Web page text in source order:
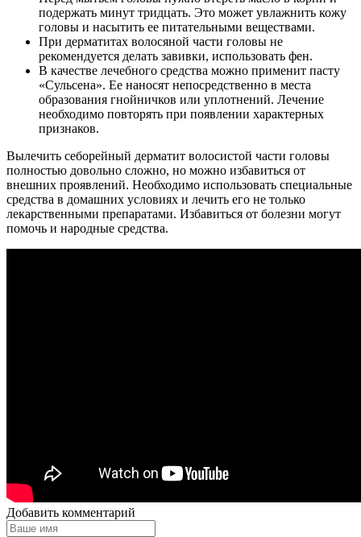
подержать минут тридцать. Это может увлажнить кожу
головы и насытить ее питательными веществами.
При дерматитах волосяной части головы не
рекомендуется делать завивки, использовать фен.
В качестве лечебного средства можно применит пасту
«Сульсена». Ее наносят непосредственно в места
образования гнойничков или уплотнений. Лечение
необходимо повторять при появлении характерных
признаков.
Вылечить себорейный дерматит волосистой части головы
полностью довольно сложно, но можно избавиться от
внешних проявлений. Необходимо использовать специальные
средства в домашних условиях и лечить его не только
лекарственными препаратами. Избавиться от болезни могут
помочь и народные средства.
Добавить комментарий